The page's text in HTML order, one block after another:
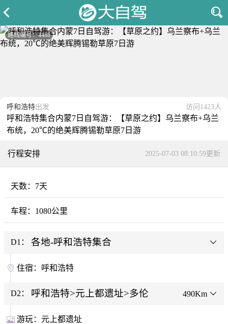
路线编号：4486
呼和浩特出发 访问1423人
呼和浩特集合内蒙7日自驾游：【草原之约】乌兰察布+乌兰
布统，20℃的绝美辉腾锡勒草原7日游
行程安排 2025-07-03 08:10:59更新
天数： 7天
车程： 1080公里
D1： 各地-呼和浩特集合
住宿： 呼和浩特
D2： 490Km
呼和浩特>元上都遗址>多伦
游玩： 元上都遗址